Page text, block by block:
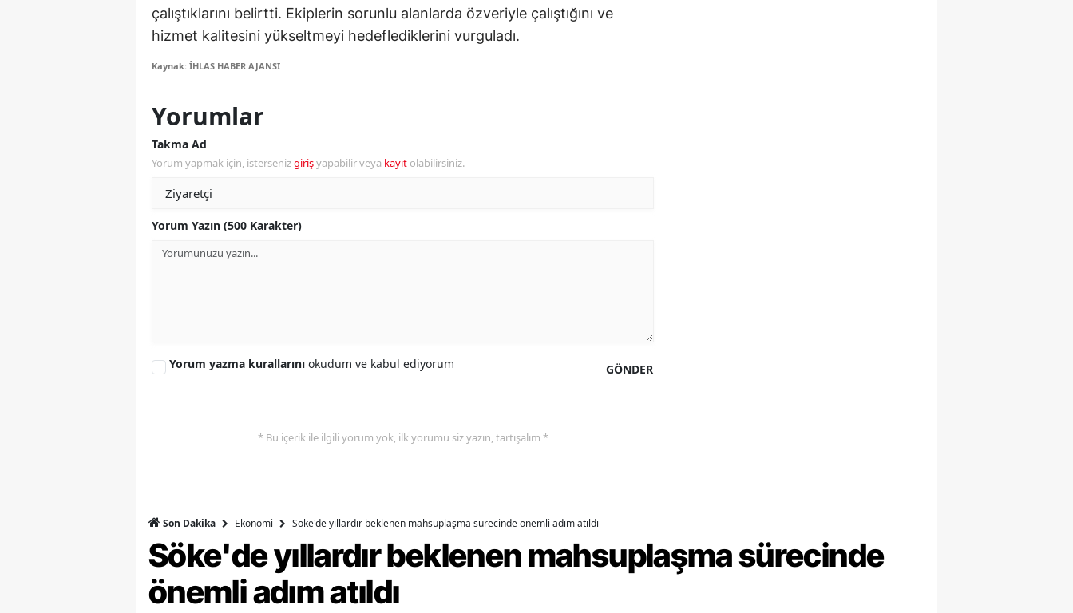
Kars
Kırşehir
Kahramanmaraş
Niğde
Ordu
Rize
çalıştıklarını belirtti. Ekiplerin sorunlu alanlarda özveriyle çalıştığını ve
hizmet kalitesini yükseltmeyi hedeflediklerini vurguladı.
Kaynak: İHLAS HABER AJANSI
Yorumlar
Takma Ad
Yorum yapmak için, istersenizgirişyapabilir veya kayıt olabilirsiniz.
Yorum Yazın (500 Karakter)
GÖNDER
Yorum yazma kurallarını okudum ve kabul ediyorum
* Bu içerik ile ilgili yorum yok, ilk yorumu siz yazın, tartışalım *
Son Dakika Ekonomi Söke'de yıllardır beklenen mahsuplaşma sürecinde önemli adım atıldı
Söke'de yıllardır beklenen mahsuplaşma sürecinde
önemli adım atıldı